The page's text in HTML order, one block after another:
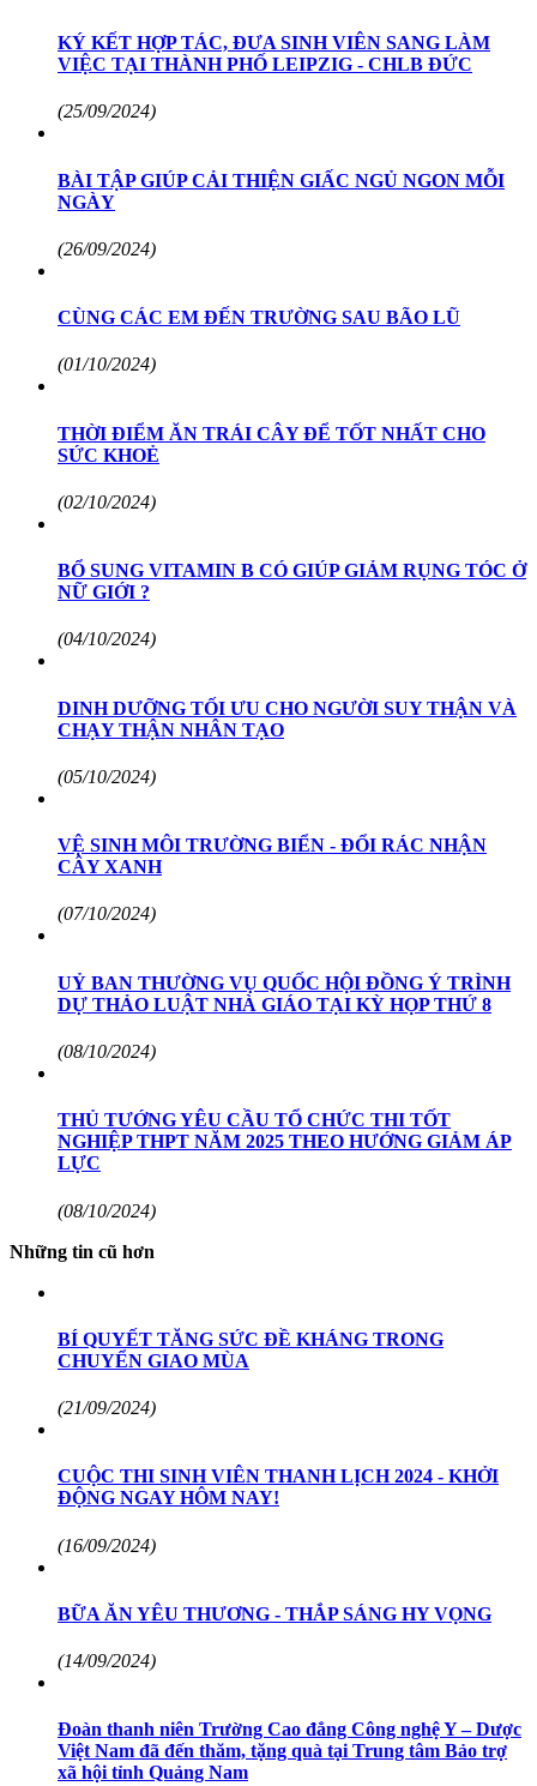
KÝ KẾT HỢP TÁC, ĐƯA SINH VIÊN SANG LÀM
VIỆC TẠI THÀNH PHỐ LEIPZIG - CHLB ĐỨC
(25/09/2024)
BÀI TẬP GIÚP CẢI THIỆN GIẤC NGỦ NGON MỖI
NGÀY
(26/09/2024)
CÙNG CÁC EM ĐẾN TRƯỜNG SAU BÃO LŨ
(01/10/2024)
THỜI ĐIỂM ĂN TRÁI CÂY ĐỂ TỐT NHẤT CHO
SỨC KHOẺ
(02/10/2024)
BỔ SUNG VITAMIN B CÓ GIÚP GIẢM RỤNG TÓC Ở
NỮ GIỚI ?
(04/10/2024)
DINH DƯỠNG TỐI ƯU CHO NGƯỜI SUY THẬN VÀ
CHẠY THẬN NHÂN TẠO
(05/10/2024)
VỆ SINH MÔI TRƯỜNG BIỂN - ĐỔI RÁC NHẬN
CÂY XANH
(07/10/2024)
UỶ BAN THƯỜNG VỤ QUỐC HỘI ĐỒNG Ý TRÌNH
DỰ THẢO LUẬT NHÀ GIÁO TẠI KỲ HỌP THỨ 8
(08/10/2024)
THỦ TƯỚNG YÊU CẦU TỔ CHỨC THI TỐT
NGHIỆP THPT NĂM 2025 THEO HƯỚNG GIẢM ÁP
LỰC
(08/10/2024)
Những tin cũ hơn
BÍ QUYẾT TĂNG SỨC ĐỀ KHÁNG TRONG
CHUYỂN GIAO MÙA
(21/09/2024)
CUỘC THI SINH VIÊN THANH LỊCH 2024 - KHỞI
ĐỘNG NGAY HÔM NAY!
(16/09/2024)
BỮA ĂN YÊU THƯƠNG - THẮP SÁNG HY VỌNG
(14/09/2024)
Đoàn thanh niên Trường Cao đẳng Công nghệ Y – Dược
Việt Nam đã đến thăm, tặng quà tại Trung tâm Bảo trợ
xã hội tỉnh Quảng Nam